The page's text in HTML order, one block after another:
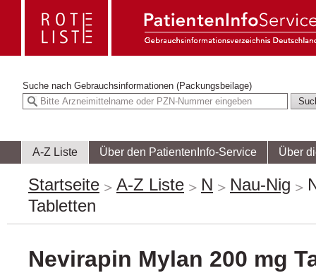
Suche nach Gebrauchsinformationen (Packungsbeilage)
A-Z Liste Über den PatientenInfo-Service Über
Startseite A-Z Liste N Nau-Nig
Tabletten
Nevirapin Mylan 200 mg